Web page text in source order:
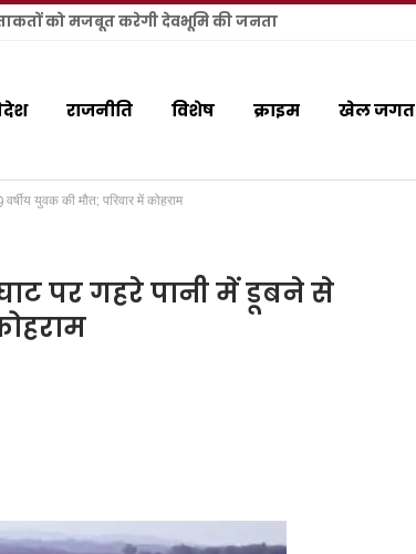
ताकतों को मजबूत करेगी देवभूमि की जनता
राजनीति विशेष क्राइम खेल जगत
युवक की मौत; परिवार में कोहराम
पर गहरे पानी में डूबने से